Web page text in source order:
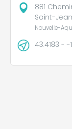
881
Saint-
Nouvelle-
43.4183 - -